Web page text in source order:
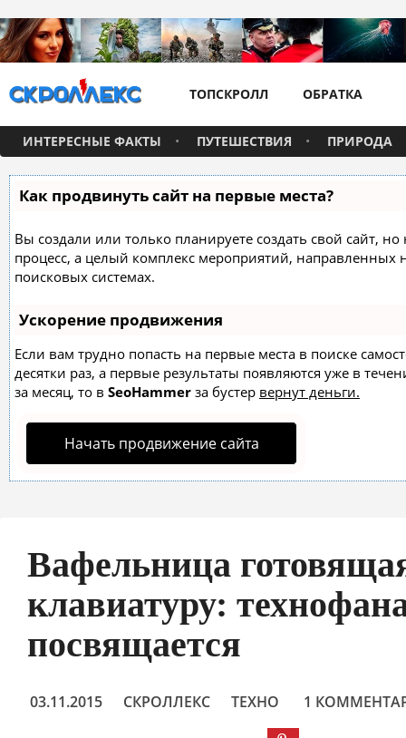
ТОПСКРОЛЛ ОБРАТКА
ИНТЕРЕСНЫЕ ФАКТЫ ПУТЕШЕСТВИЯ ПРИРОДА
Как продвинуть сайт на первые места?
Вы создали или только планируете создать свой сайт,
процесс, а целый комплекс мероприятий,
поисковых системах.
Ускорение продвижения
Если вам трудно попасть на первые места в поиске
десятки раз, а первые результаты появляются уже в
за месяц, то в SeoHammer за бустер вернут деньги.
Начать продвижение сайта
Вафельница
клавиатуру:
посвящается
03.11.2015 СКРОЛЛЕКС ТЕХНО 1